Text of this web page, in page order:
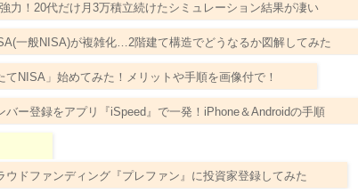
力！20代だけ月3万積立続けたシミュレーション結果が凄い
一般NISA)が複雑化…2階建て構造でどうなるか図解してみた
てNISA」始めてみた！メリットや手順を画像付で！
バー登録をアプリ『iSpeed』で一発！iPhone＆Androidの手順
ウドファンディング『プレファン』に投資家登録してみた